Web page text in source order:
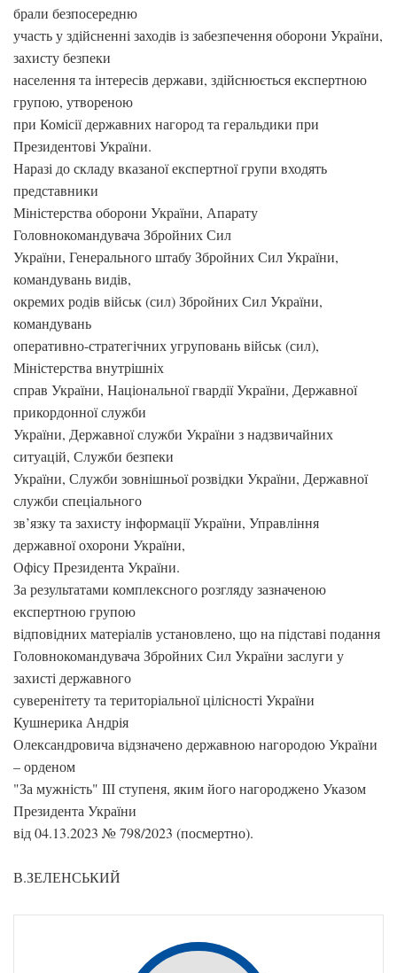
брали безпосередню
участь у здійсненні заходів із забезпечення оборони України,
захисту безпеки
населення та інтересів держави, здійснюється експертною
групою, утвореною
при Комісії державних нагород та геральдики при
Президентові України.
Наразі до складу вказаної експертної групи входять
представники
Міністерства оборони України, Апарату
Головнокомандувача Збройних Сил
України, Генерального штабу Збройних Сил України,
командувань видів,
окремих родів військ (сил) Збройних Сил України,
командувань
оперативно-стратегічних угруповань військ (сил),
Міністерства внутрішніх
справ України, Національної гвардії України, Державної
прикордонної служби
України, Державної служби України з надзвичайних
ситуацій, Служби безпеки
України, Служби зовнішньої розвідки України, Державної
служби спеціального
зв’язку та захисту інформації України, Управління
державної охорони України,
Офісу Президента України.
За результатами комплексного розгляду зазначеною
експертною групою
відповідних матеріалів установлено, що на підставі подання
Головнокомандувача Збройних Сил України заслуги у
захисті державного
суверенітету та територіальної цілісності України
Кушнерика Андрія
Олександровича відзначено державною нагородою України
– орденом
"За мужність" ІІІ ступеня, яким його нагороджено Указом
Президента України
від 04.13.2023 № 798/2023 (посмертно).
В.ЗЕЛЕНСЬКИЙ